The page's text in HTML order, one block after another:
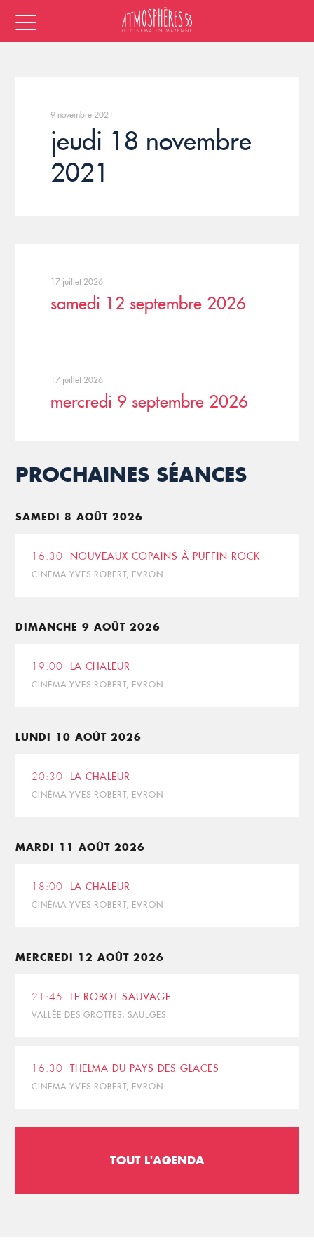
9 novembre 2021
jeudi 18 novembre
2021
17 juillet 2026
samedi 12 septembre 2026
17 juillet 2026
mercredi 9 septembre 2026
PROCHAINES SÉANCES
SAMEDI 8 AOÛT 2026
16:30 NOUVEAUX COPAINS À PUFFIN ROCK
CINÉMA YVES ROBERT, EVRON
DIMANCHE 9 AOÛT 2026
19:00 LA CHALEUR
CINÉMA YVES ROBERT, EVRON
LUNDI 10 AOÛT 2026
20:30 LA CHALEUR
CINÉMA YVES ROBERT, EVRON
MARDI 11 AOÛT 2026
18:00 LA CHALEUR
CINÉMA YVES ROBERT, EVRON
MERCREDI 12 AOÛT 2026
21:45 LE ROBOT SAUVAGE
VALLÉE DES GROTTES, SAULGES
16:30 THELMA DU PAYS DES GLACES
CINÉMA YVES ROBERT, EVRON
TOUT L'AGENDA